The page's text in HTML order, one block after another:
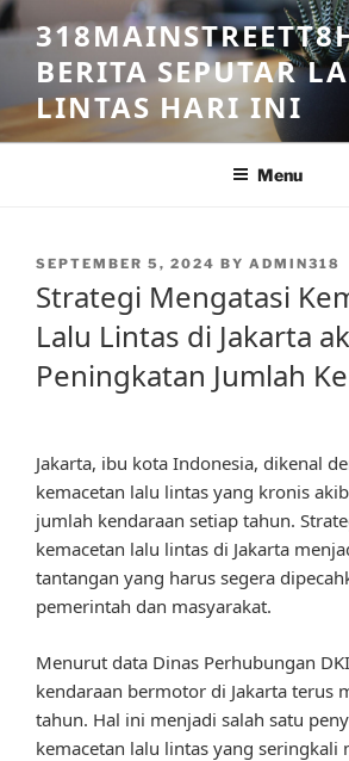
Skip
to
contentBERITA SEPUTAR
LINTAS HARI INI
Menu
POSTED
SEPTEMBER 5, 2024 BY ADMIN318
Strategi Mengatasi
Lalu Lintas di Jakarta
Peningkatan Jumlah
Jakarta, ibu kota Indonesia, dikenal
kemacetan lalu lintas yang kronis
jumlah kendaraan setiap tahun.
kemacetan lalu lintas di Jakarta
tantangan yang harus segera
pemerintah dan masyarakat.
Menurut data Dinas Perhubungan
kendaraan bermotor di Jakarta terus
tahun. Hal ini menjadi salah satu
kemacetan lalu lintas yang seringkali